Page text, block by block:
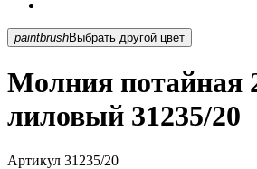
paintbrush Выбрать другой цвет
Молния потайная
лиловый 31235/20
Артикул 31235/20